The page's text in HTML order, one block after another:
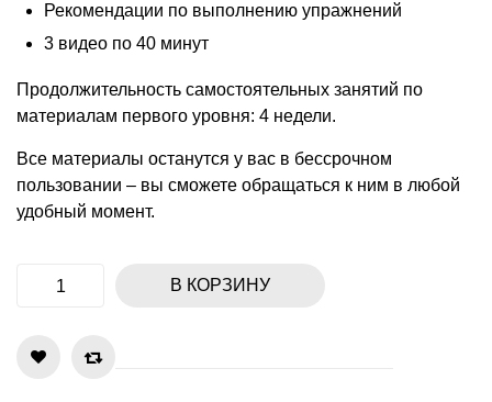
Рекомендации по выполнению упражнений
3 видео по 40 минут
Продолжительность самостоятельных занятий по
материалам первого уровня: 4 недели.
Все материалы останутся у вас в бессрочном
пользовании – вы сможете обращаться к ним в любой
удобный момент.
В КОРЗИНУ